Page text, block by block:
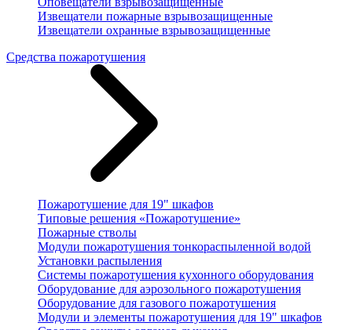
Извещатели пожарные взрывозащищенные
Извещатели охранные взрывозащищенные
Средства пожаротушения
Пожаротушение для 19" шкафов
Типовые решения «Пожаротушение»
Пожарные стволы
Модули пожаротушения тонкораспыленной водой
Установки распыления
Системы пожаротушения кухонного оборудования
Оборудование для аэрозольного пожаротушения
Оборудование для газового пожаротушения
Модули и элементы пожаротушения для 19" шкафов